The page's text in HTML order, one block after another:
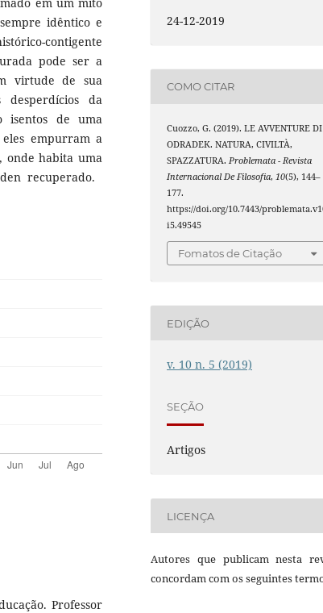
idêntico e
contigente
pode ser a
virtude de sua
desperdícios da
isentos de uma
eles empurram a
onde habita uma
recuperado.
Professor
24-12-2019
COMO CITAR
Cuozzo, G. (2019). LE AVVENTURE DI
ODRADEK. NATURA, CIVILTÀ,
SPAZZATURA. Problemata - Revista
Internacional De Filosofia, 10(5), 144–
177.
https://doi.org/10.7443/
i5.49545
Fomatos de Citação
EDIÇÃO
v. 10 n. 5 (2019)
SEÇÃO
Artigos
LICENÇA
Autores que publicam nesta
concordam com os seguintes